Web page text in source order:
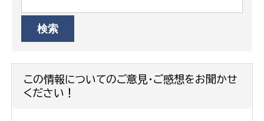
この情報についてのご意見・ご感想をお聞かせ
ください！